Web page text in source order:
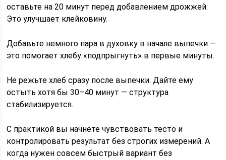
оставьте на 20 минут перед добавлением дрожжей.
Это улучшает клейковину.
Добавьте немного пара в духовку в начале выпечки —
это помогает хлебу «подпрыгнуть» в первые минуты.
Не режьте хлеб сразу после выпечки. Дайте ему
остыть хотя бы 30–40 минут — структура
стабилизируется.
С практикой вы начнёте чувствовать тесто и
контролировать результат без строгих измерений. А
когда нужен совсем быстрый вариант без